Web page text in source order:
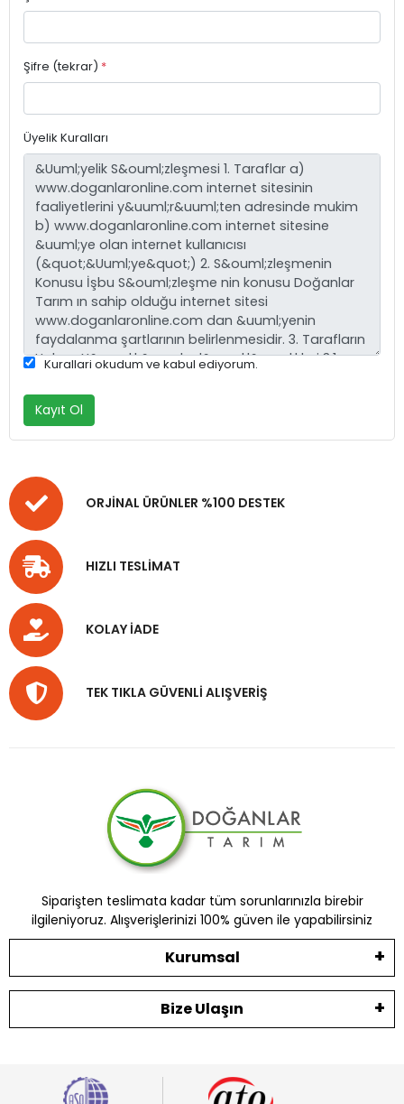
Şifre (tekrar) *
Üyelik Kuralları
Kurallari okudum ve kabul ediyorum.
Kayıt Ol
ORJİNAL ÜRÜNLER %100 DESTEK
HIZLI TESLİMAT
KOLAY İADE
TEK TIKLA GÜVENLİ ALIŞVERİŞ
Siparişten teslimata kadar tüm sorunlarınızla birebir
ilgileniyoruz. Alışverişlerinizi 100% güven ile yapabilirsiniz
Kurumsal
Bize Ulaşın